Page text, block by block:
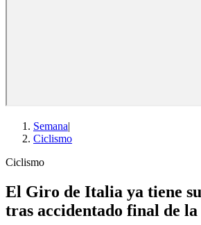
Semana|
Ciclismo
Ciclismo
El Giro de Italia ya tiene
tras accidentado final de la